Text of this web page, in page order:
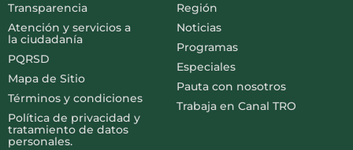
Transparencia
Atención y servicios a
la ciudadanía
PQRSD
Mapa de Sitio
Términos y condiciones
Política de privacidad y
tratamiento de datos
personales.
Región
Noticias
Programas
Especiales
Pauta con nosotros
Trabaja en Canal TRO